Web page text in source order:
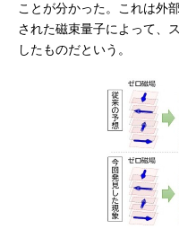
ことが分かった。これは外
された磁束量子によって、
したものだという。